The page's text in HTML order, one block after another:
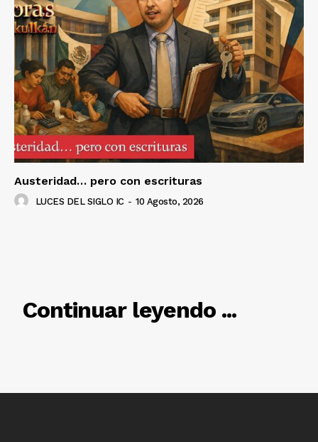
Austeridad… pero con escrituras
LUCES DEL SIGLO IC - 10 Agosto, 2026
Continuar leyendo ...
RELACIONADO